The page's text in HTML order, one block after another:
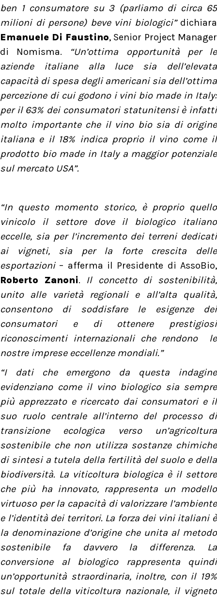
ben 1 consumatore su 3 (parliamo di circa 65
milioni di persone) beve vini biologici”dichiara
Emanuele Di Faustino, Senior Project Manager
di Nomisma. “Un’ottima opportunità per le
aziende italiane alla luce sia dell’elevata
capacità di spesa degli americani sia dell’ottima
percezione di cui godono i vini bio made in Italy:
per il 63% dei consumatori statunitensi è infatti
molto importante che il vino bio sia di origine
italiana e il 18% indica proprio il vino come il
prodotto bio made in Italy a maggior potenziale
sul mercato USA”.
“In questo momento storico, è proprio quello
vinicolo il settore dove il biologico italiano
eccelle, sia per l’incremento dei terreni dedicati
ai vigneti, sia per la forte crescita delle
esportazioni – afferma il Presidente di AssoBio,
Roberto Zanoni. Il concetto di sostenibilità,
unito alle varietà regionali e all’alta qualità,
consentono di soddisfare le esigenze dei
consumatori e di ottenere prestigiosi
riconoscimenti internazionali che rendono le
nostre imprese eccellenze mondiali.”
“I dati che emergono da questa indagine
evidenziano come il vino biologico sia sempre
più apprezzato e ricercato dai consumatori e il
suo ruolo centrale all’interno del processo di
transizione ecologica verso un’agricoltura
sostenibile che non utilizza sostanze chimiche
di sintesi a tutela della fertilità del suolo e della
biodiversità. La viticoltura biologica è il settore
che più ha innovato, rappresenta un modello
virtuoso per la capacità di valorizzare l’ambiente
e l’identità dei territori. La forza dei vini italiani è
la denominazione d’origine che unita al metodo
sostenibile fa davvero la differenza. La
conversione al biologico rappresenta quindi
un’opportunità straordinaria, inoltre, con il 19%
sul totale della viticoltura nazionale, il vigneto